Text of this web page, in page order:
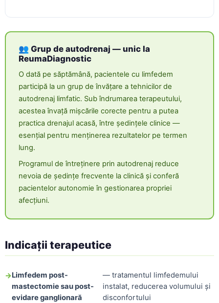
👥 Grup de autodrenaj — unic la
ReumaDiagnostic
O dată pe săptămână, pacientele cu limfedem
participă la un grup de învățare a tehnicilor de
autodrenaj limfatic. Sub îndrumarea terapeutului,
acestea învață mișcările corecte pentru a putea
practica drenajul acasă, între ședințele clinice —
esențial pentru menținerea rezultatelor pe termen
lung.
Programul de întreținere prin autodrenaj reduce
nevoia de ședințe frecvente la clinică și conferă
pacientelor autonomie în gestionarea propriei
afecțiuni.
Indicații terapeutice
Limfedem post-
mastectomie sau post-
evidare ganglionară
— tratamentul limfedemului
instalat, reducerea volumului și
disconfortului